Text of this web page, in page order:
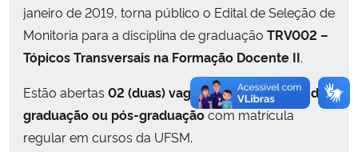
janeiro de 2019, torna público o Edital de Seleção de
Monitoria para a disciplina de graduação TRV002 –
Tópicos Transversais na Formação Docente II.
Estão abertas 02 (duas) vagas para estudantes de
graduação ou pós-graduaçãocom matrícula
regular em cursos da UFSM.